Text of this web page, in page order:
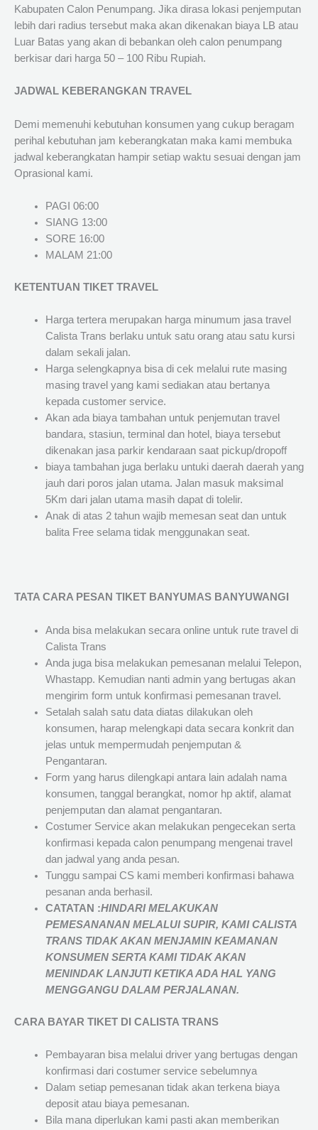
Kabupaten Calon Penumpang. Jika dirasa lokasi penjemputan
lebih dari radius tersebut maka akan dikenakan biaya LB atau
Luar Batas yang akan di bebankan oleh calon penumpang
berkisar dari harga 50 – 100 Ribu Rupiah.
JADWAL KEBERANGKAN TRAVEL
Demi memenuhi kebutuhan konsumen yang cukup beragam
perihal kebutuhan jam keberangkatan maka kami membuka
jadwal keberangkatan hampir setiap waktu sesuai dengan jam
Oprasional kami.
PAGI 06:00
SIANG 13:00
SORE 16:00
MALAM 21:00
KETENTUAN TIKET TRAVEL
Harga tertera merupakan harga minumum jasa travel
Calista Trans berlaku untuk satu orang atau satu kursi
dalam sekali jalan.
Harga selengkapnya bisa di cek melalui rute masing
masing travel yang kami sediakan atau bertanya
kepada customer service.
Akan ada biaya tambahan untuk penjemutan travel
bandara, stasiun, terminal dan hotel, biaya tersebut
dikenakan jasa parkir kendaraan saat pickup/dropoff
biaya tambahan juga berlaku untuki daerah daerah yang
jauh dari poros jalan utama. Jalan masuk maksimal
5Km dari jalan utama masih dapat di tolelir.
Anak di atas 2 tahun wajib memesan seat dan untuk
balita Free selama tidak menggunakan seat.
TATA CARA PESAN TIKET BANYUMAS BANYUWANGI
Anda bisa melakukan secara online untuk rute travel di
Calista Trans
Anda juga bisa melakukan pemesanan melalui Telepon,
Whastapp. Kemudian nanti admin yang bertugas akan
mengirim form untuk konfirmasi pemesanan travel.
Setalah salah satu data diatas dilakukan oleh
konsumen, harap melengkapi data secara konkrit dan
jelas untuk mempermudah penjemputan &
Pengantaran.
Form yang harus dilengkapi antara lain adalah nama
konsumen, tanggal berangkat, nomor hp aktif, alamat
penjemputan dan alamat pengantaran.
Costumer Service akan melakukan pengecekan serta
konfirmasi kepada calon penumpang mengenai travel
dan jadwal yang anda pesan.
Tunggu sampai CS kami memberi konfirmasi bahawa
pesanan anda berhasil.
CATATAN :HINDARI MELAKUKAN
PEMESANANAN MELALUI SUPIR, KAMICALISTA
TRANSTIDAK AKAN MENJAMINKEAMANAN
KONSUMEN SERTA KAMI TIDAK AKAN
MENINDAK LANJUTI KETIKA ADA HAL YANG
MENGGANGU DALAM PERJALANAN.
CARA BAYAR TIKET DI CALISTA TRANS
Pembayaran bisa melalui driver yang bertugas dengan
konfirmasi dari costumer service sebelumnya
Dalam setiap pemesanan tidak akan terkena biaya
deposit atau biaya pemesanan.
Bila mana diperlukan kami pasti akan memberikan